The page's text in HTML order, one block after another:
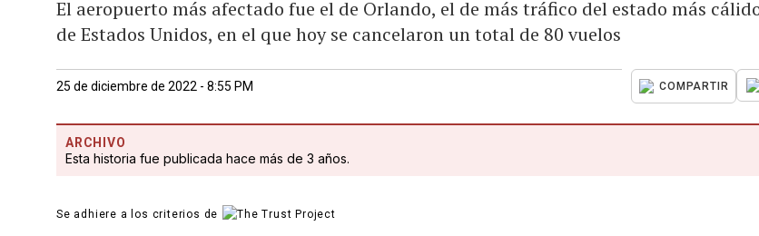
El aeropuerto más afectado fue el de Orlando, el de más tráfico del estado más
de Estados Unidos, en el que hoy se cancelaron un total de 80 vuelos
25 de diciembre de 2022 - 8:55 PM COMPARTIR
ARCHIVO
Esta historia fue publicada hace más de 3 años.
Se adhiere a los criterios de